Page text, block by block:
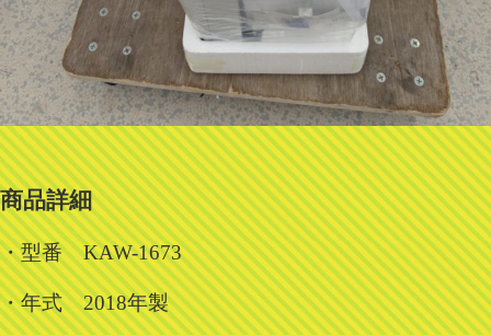
商品詳細
・型番 KAW-1673
・年式 2018年製